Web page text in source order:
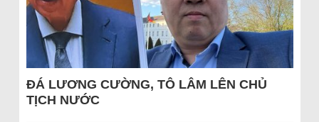
ĐÁ LƯƠNG CƯỜNG, TÔ LÂM LÊN CHỦ
TỊCH NƯỚC